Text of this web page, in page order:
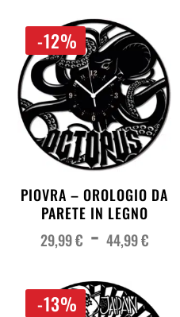
-12%
PIOVRA – OROLOGIO DA
PARETE IN LEGNO
29,99€ - 44,99€dida
-13%